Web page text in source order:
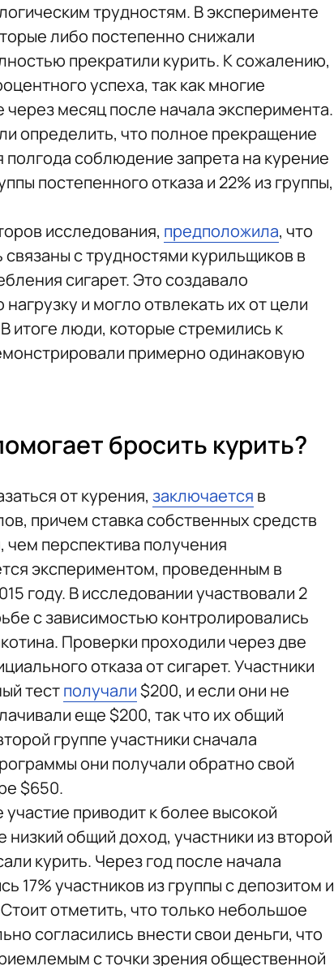
трудностям. В эксперименте
либо постепенно снижали
прекратили курить. К сожалению,
успеха, так как многие
через месяц после начала эксперимента.
определить, что полное прекращение
соблюдение запрета на курение
постепенного отказа и 22% из группы,
исследования, предположила, что
с трудностями курильщиков в
сигарет. Это создавало
и могло отвлекать их от цели
итоге люди, которые стремились к
примерно одинаковую
бросить курить?
от курения, заключается в
причем ставка собственных средств
перспектива получения
экспериментом, проведенным в
году. В исследовании участвовали 2
с зависимостью контролировались
Проверки проходили через две
отказа от сигарет. Участники
тестполучали$200, и если они не
еще $200, так что их общий
группе участники сначала
они получали обратно свой
$650.
приводит к более высокой
общий доход, участники из второй
курить. Через год после начала
17% участников из группы с депозитом и
отметить, что только небольшое
согласились внести свои деньги, что
с точки зрения общественной